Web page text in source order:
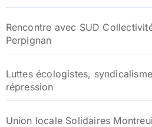
Rencontre avec SUD
Perpignan
Luttes écologistes,
répression
Union locale Solidaires